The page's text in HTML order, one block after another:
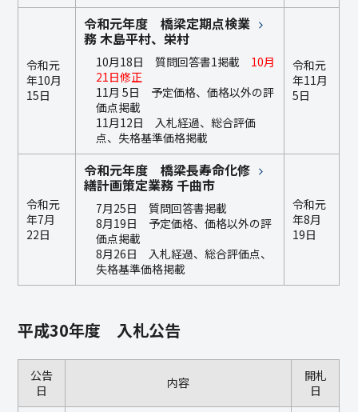
令和元
年10月
15日
令和元年度 橋梁定期点検業
務 木島平村、栄村
10月18日 質問回答書1掲載 10月
21日修正
11月 5日 予定価格、価格以外の評
価点掲載
11月12日 入札経過、総合評価
点、失格基準価格掲載
令和元
年11月
5日
令和元
年7月
22日
令和元年度 橋梁長寿命化修
繕計画策定業務 千曲市
7月25日 質問回答書掲載
8月19日 予定価格、価格以外の評
価点掲載
8月26日 入札経過、総合評価点、
失格基準価格掲載
令和元
年8月
19日
平成30年度 入札公告
公告
日
内容
開札
日